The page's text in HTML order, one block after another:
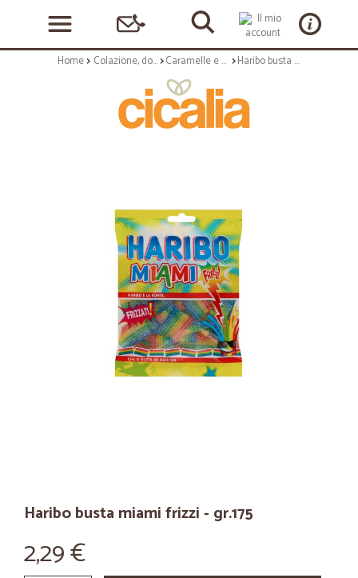
Home Colazione, dolciumi e snack Caramelle e chewing gum Haribo busta miami frizzi - gr.175
Haribo busta miami frizzi - gr.175
2,29 €